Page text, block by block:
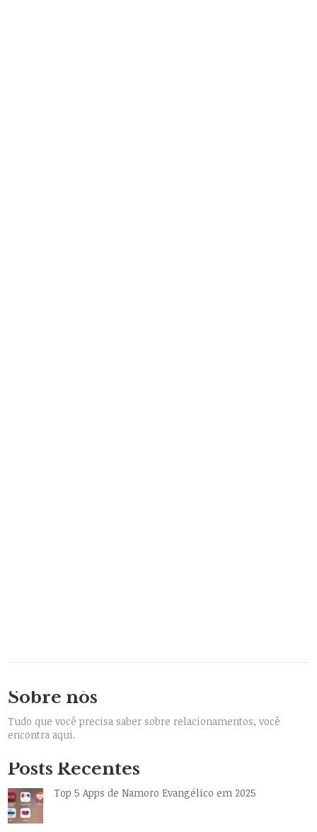
Sobre nós
Tudo que você precisa saber sobre relacionamentos, você
encontra aqui.
Posts Recentes
Top 5 Apps de Namoro Evangélico em 2025